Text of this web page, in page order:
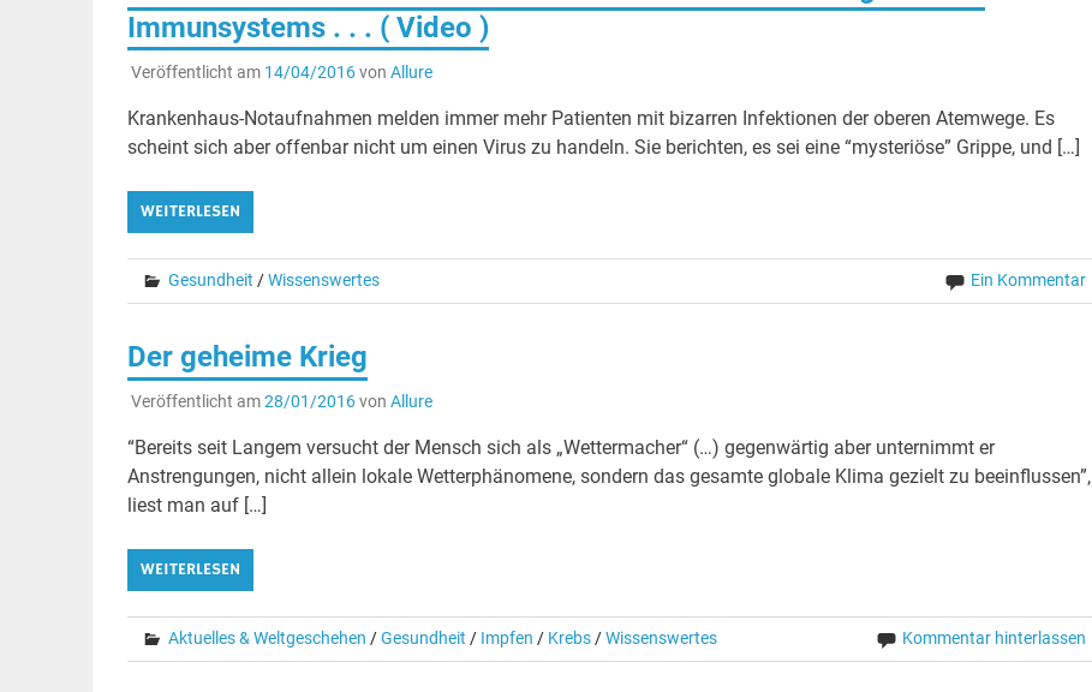
Immunsystems . . . ( Video )
Veröffentlicht am 14/04/2016von Allure
Krankenhaus-Notaufnahmen melden immer mehr Patienten mit bizarren Infektionen der oberen Atemwege. Es
scheint sich aber offenbar nicht um einen Virus zu handeln. Sie berichten, es sei eine “mysteriöse” Grippe, und […]
WEITERLESEN
Gesundheit /Wissenswertes Ein Kommentar
Der geheime Krieg
Veröffentlicht am28/01/2016von Allure
“Bereits seit Langem versucht der Mensch sich als „Wettermacher“ (…) gegenwärtig aber unternimmt er
Anstrengungen, nicht allein lokale Wetterphänomene, sondern das gesamte globale Klima gezielt zu beeinflussen”,
liest man auf […]
WEITERLESEN
Aktuelles & Weltgeschehen /Gesundheit / Impfen / Krebs/Wissenswertes Kommentar hinterlassen